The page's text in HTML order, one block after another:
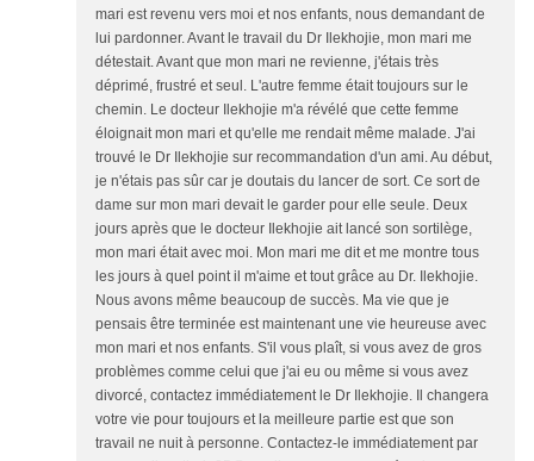
mari est revenu vers moi et nos enfants, nous demandant de
lui pardonner. Avant le travail du Dr Ilekhojie, mon mari me
détestait. Avant que mon mari ne revienne, j'étais très
déprimé, frustré et seul. L'autre femme était toujours sur le
chemin. Le docteur Ilekhojie m'a révélé que cette femme
éloignait mon mari et qu'elle me rendait même malade. J'ai
trouvé le Dr Ilekhojie sur recommandation d'un ami. Au début,
je n'étais pas sûr car je doutais du lancer de sort. Ce sort de
dame sur mon mari devait le garder pour elle seule. Deux
jours après que le docteur Ilekhojie ait lancé son sortilège,
mon mari était avec moi. Mon mari me dit et me montre tous
les jours à quel point il m'aime et tout grâce au Dr. Ilekhojie.
Nous avons même beaucoup de succès. Ma vie que je
pensais être terminée est maintenant une vie heureuse avec
mon mari et nos enfants. S'il vous plaît, si vous avez de gros
problèmes comme celui que j'ai eu ou même si vous avez
divorcé, contactez immédiatement le Dr Ilekhojie. Il changera
votre vie pour toujours et la meilleure partie est que son
travail ne nuit à personne. Contactez-le immédiatement par